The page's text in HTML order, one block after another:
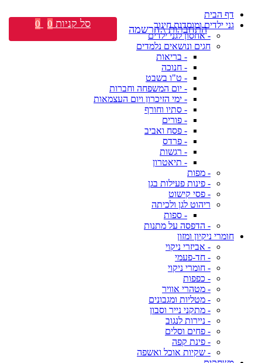
דף הבית
גני ילדים ומוסדות חינוך
- אחסון לגני ילדים
חגים ונושאים נלמדים
- בריאות
- חנוכה
- ט"ו בשבט
- יום המשפחה וחברות
- ימי הזיכרון ויום העצמאות
- סתיו וחורף
- פורים
- פסח ואביב
- פרדס
- רגשות
- תיאטרון
- מפות
- פינות פעילות בגן
- פסי קישוט
ריהוט לגן ולכיתה
- ספות
- הדפסה על מתנות
חומרי ניקיון ומזון
- אביזרי ניקוי
- חד-פעמי
- חומרי ניקוי
- כפפות
- מטהרי אוויר
- מטליות ומגבונים
- מתקני נייר וסבון
- ניירות לנגוב
- פחים וסלים
- פינת קפה
- שקיות אוכל ואשפה
התחברות \ הרשמה סל קניות 0
0